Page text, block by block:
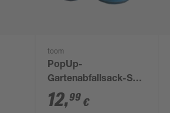
25
toom
PopUp-
Gartenabfallsack-Set
blau 15 l und 75 l, 2-
teilig
12,99 €